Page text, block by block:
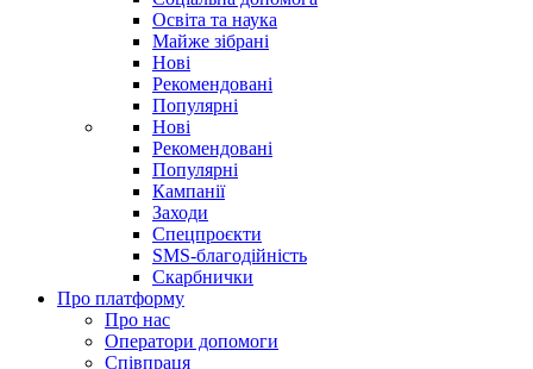
Освіта та наука
Майже зібрані
Нові
Рекомендовані
Популярні
Нові
Рекомендовані
Популярні
Кампанії
Заходи
Спецпроєкти
SMS-благодійність
Скарбнички
Про платформу
Про нас
Оператори допомоги
Співпраця